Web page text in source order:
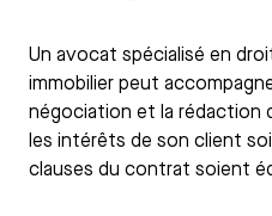
Un avocat spécialisé en
immobilier peut
négociation et la rédaction
les intérêts de son client
clauses du contrat soient